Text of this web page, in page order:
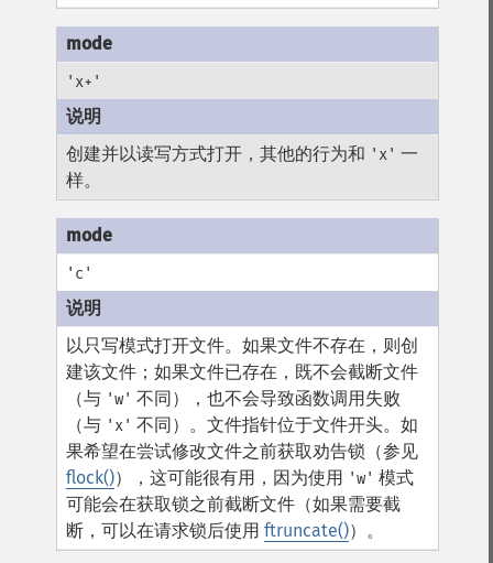
'x+'
创建并以读写方式打开，其他的行为和 'x' 一
样。
'c'
以只写模式打开文件。如果文件不存在，则创
建该文件；如果文件已存在，既不会截断文件
（与 'w' 不同），也不会导致函数调用失败
（与 'x' 不同）。文件指针位于文件开头。如
果希望在尝试修改文件之前获取劝告锁（参见
flock()），这可能很有用，因为使用 'w' 模式
可能会在获取锁之前截断文件（如果需要截
断，可以在请求锁后使用ftruncate()）。